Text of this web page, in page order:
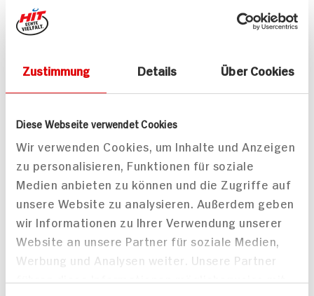
Zustimmung Details Über Cookies
Diese Webseite verwendet Cookies
Wir verwenden Cookies, um Inhalte und Anzeigen
zu personalisieren, Funktionen für soziale
Medien anbieten zu können und die Zugriffe auf
unsere Website zu analysieren. Außerdem geben
wir Informationen zu Ihrer Verwendung unserer
Website an unsere Partner für soziale Medien,
Werbung und Analysen weiter. Unsere Partner
Warum in die Ferne schweifen...? Bei uns finden Sie
besonders viele Produkte aus Ihrer Region. So